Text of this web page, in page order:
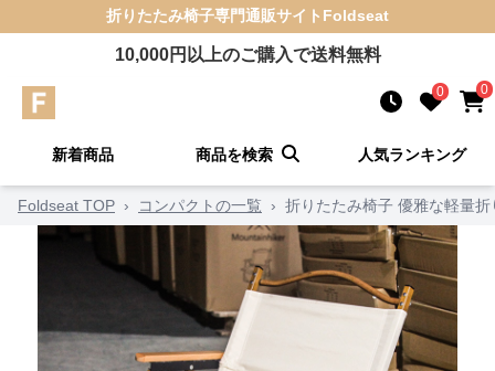
折りたたみ椅子専門通販サイト Foldseat
10,000円以上のご購入で送料無料
0 0
新着商品 商品を検索 人気ランキング
Foldseat TOP › コンパクトの一覧 › 折りたたみ椅子 優雅な軽量